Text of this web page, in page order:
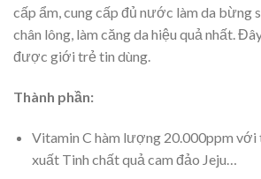
cấp ẩm, cung cấp đủ nước làm da bừng
chân lông, làm căng da hiệu quả nhất.
được giới trẻ tin dùng.
Thành phần:
Vitamin C hàm lượng 20.000ppm với
xuất Tinh chất quả cam đảo Jeju…